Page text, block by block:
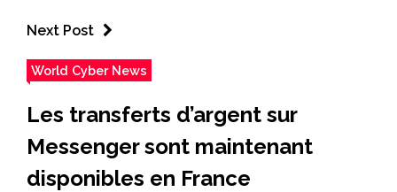
Next Post
World Cyber News
Les transferts d’argent sur
Messenger sont maintenant
disponibles en France